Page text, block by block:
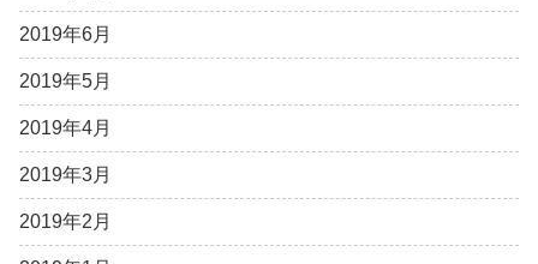
2019年6月
2019年5月
2019年4月
2019年3月
2019年2月